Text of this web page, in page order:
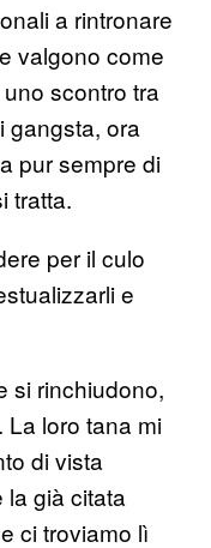
a rintronare
valgono come
scontro tra
gangsta, ora
pur sempre di
tratta.
per il culo
e
si rinchiudono,
La loro tana mi
di vista
la già citata
ci troviamo lì